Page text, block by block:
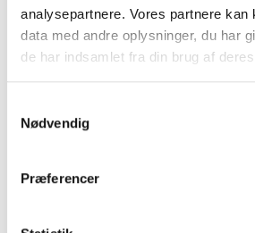
analysepartnere. Vores partnere kan
data med andre oplysninger, du har
de har indsamlet fra din brug af
Nødvendig
Præferencer
skærmbeskyttelse IKKE